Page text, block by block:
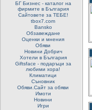
БГ Бизнес - каталог на
фирмите в България
Сайтовете за ТЕБЕ!
tbox7.com
Bansko
Обзавеждане
Оценки и мнения
Обяви
Новини Добрич
Хотели в България
Giftsface - подаръци за
любими хора!
Климатици
Съновник
Обяви.Сайт за обяви
Имоти
Новини
Игри